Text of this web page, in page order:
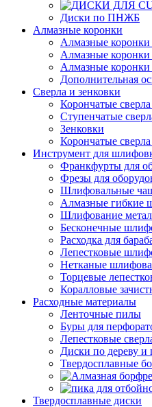
Диски по ПНЖБ
Алмазные коронки
Алмазные коронки
Алмазные
Алмазные коронки
Дополнительная
Сверла и зенковки
Корончатые
Ступенчатые
Зенковки
Корончатые
Инструмент для
Франкфурты для
Фрезы для
Шлифовальные
Алмазные гибкие
Шлифование
Бесконечные
Расходка для
Лепестковые
Нетканые
Торцевые
Коралловые
Расходные материалы
Ленточные пилы
Буры для
Лепестковые
Диски по дереву
Твердосплавные
Твердосплавные диски